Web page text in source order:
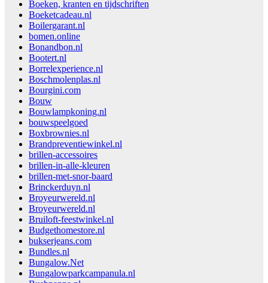
Boeken, kranten en tijdschriften
Boeketcadeau.nl
Boilergarant.nl
bomen.online
Bonandbon.nl
Bootert.nl
Borrelexperience.nl
Boschmolenplas.nl
Bourgini.com
Bouw
Bouwlampkoning.nl
bouwspeelgoed
Boxbrownies.nl
Brandpreventiewinkel.nl
brillen-accessoires
brillen-in-alle-kleuren
brillen-met-snor-baard
Brinckerduyn.nl
Broyeurwereld.nl
Broyeurwereld.nl
Bruiloft-feestwinkel.nl
Budgethomestore.nl
bukserjeans.com
Bundles.nl
Bungalow.Net
Bungalowparkcampanula.nl